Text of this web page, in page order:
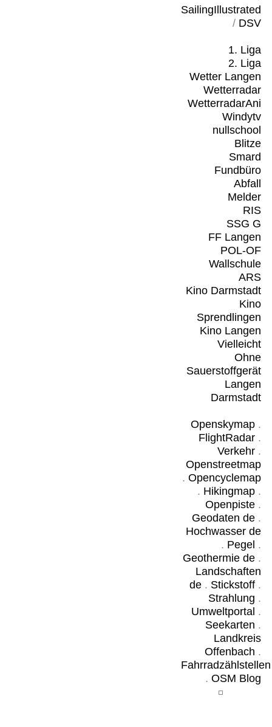
SailingIllustrated
/ DSV
1. Liga
2. Liga
Wetter Langen
Wetterradar
WetterradarAni
Windytv
nullschool
Blitze
Smard
Fundbüro
Abfall
Melder
RIS
SSG G
FF Langen
POL-OF
Wallschule
ARS
Kino Darmstadt
Kino
Sprendlingen
Kino Langen
Vielleicht
Ohne
Sauerstoffgerät
Langen
Darmstadt
Openskymap.
FlightRadar.
Verkehr.
Openstreetmap
. Opencyclemap
. Hikingmap.
Openpiste.
Geodaten de.
Hochwasser de
. Pegel .
Geothermie de.
Landschaften
de. Stickstoff.
Strahlung .
Umweltportal .
Seekarten .
Landkreis
Offenbach .
Fahrradzählstellen
. OSM Blog